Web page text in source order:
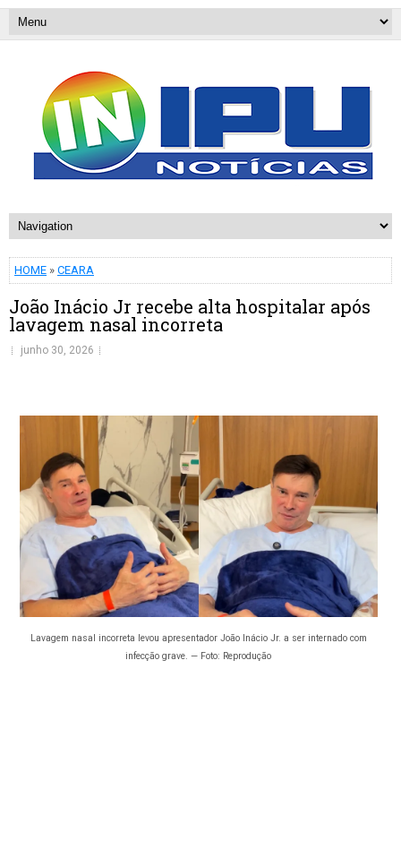
HOME » CEARA
João Inácio Jr recebe alta hospitalar após
lavagem nasal incorreta
junho 30, 2026
Lavagem nasal incorreta levou apresentador João Inácio Jr. a ser internado com
infecção grave. — Foto: Reprodução